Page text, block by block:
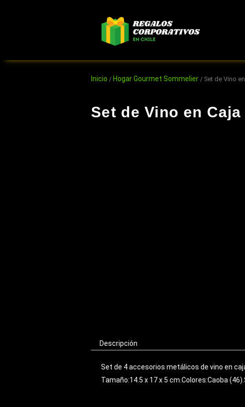
Inicio / Hogar Gourmet Sommelier / Set de Vino
Set de Vino en
Descripción
Set de 4 accesorios metálicos de vino en
Tamaño:14.5 x 17 x 5 cm.Colores:Caoba